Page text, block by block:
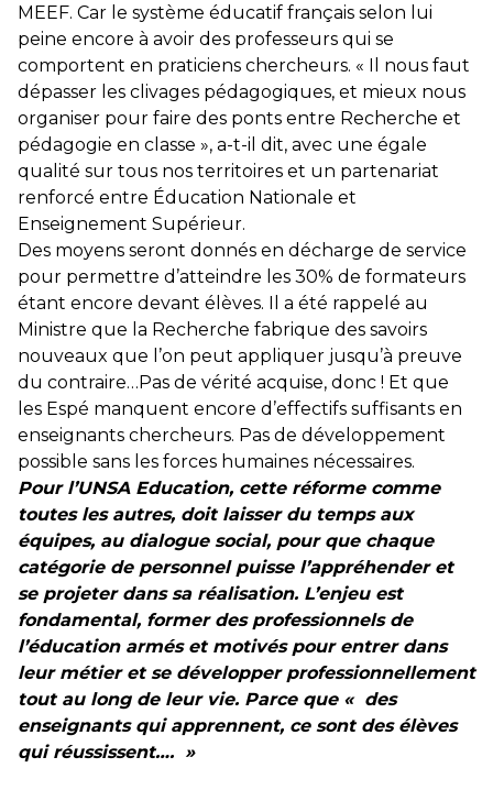
MEEF. Car le système éducatif français selon lui
peine encore à avoir des professeurs qui se
comportent en praticiens chercheurs. « Il nous faut
dépasser les clivages pédagogiques, et mieux nous
organiser pour faire des ponts entre Recherche et
pédagogie en classe », a-t-il dit, avec une égale
qualité sur tous nos territoires et un partenariat
renforcé entre Éducation Nationale et
Enseignement Supérieur.
Des moyens seront donnés en décharge de service
pour permettre d’atteindre les 30% de formateurs
étant encore devant élèves. Il a été rappelé au
Ministre que la Recherche fabrique des savoirs
nouveaux que l’on peut appliquer jusqu’à preuve
du contraire…Pas de vérité acquise, donc ! Et que
les Espé manquent encore d’effectifs suffisants en
enseignants chercheurs. Pas de développement
possible sans les forces humaines nécessaires.
Pour l’UNSA Education, cette réforme comme
toutes les autres, doit laisser du temps aux
équipes, au dialogue social, pour que chaque
catégorie de personnel puisse l’appréhender et
se projeter dans sa réalisation. L’enjeu est
fondamental, former des professionnels de
l’éducation armés et motivés pour entrer dans
leur métier et se développer professionnellement
tout au long de leur vie. Parce que « des
enseignants qui apprennent, ce sont des élèves
qui réussissent…. »